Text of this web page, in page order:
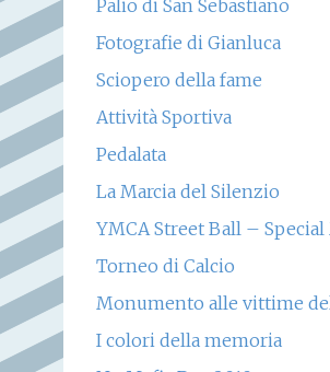
Palio di San Sebastiano
Fotografie di Gianluca
Sciopero della fame
Attività Sportiva
Pedalata
La Marcia del Silenzio
YMCA Street Ball –
Torneo di Calcio
Monumento alle vittime
I colori della memoria